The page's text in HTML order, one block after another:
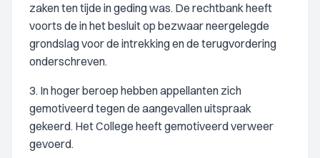
zaken ten tijde in geding was. De rechtbank heeft
voorts de in het besluit op bezwaar neergelegde
grondslag voor de intrekking en de terugvordering
onderschreven.
3. In hoger beroep hebben appellanten zich
gemotiveerd tegen de aangevallen uitspraak
gekeerd. Het College heeft gemotiveerd verweer
gevoerd.